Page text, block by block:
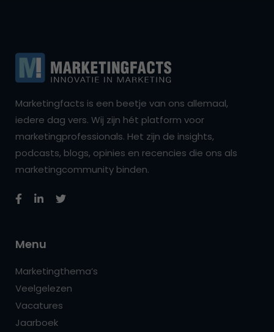
Marketingfacts is een beetje van ons allemaal,
iedere dag vers. Wij zijn hét platform voor
marketingprofessionals. Het zijn de insights,
podcasts, blogs, opinies en recencies die ons als
marketingcommunity binden.
Menu
Marketingthema’s
Veelgelezen
Vacatures
Jaarboek